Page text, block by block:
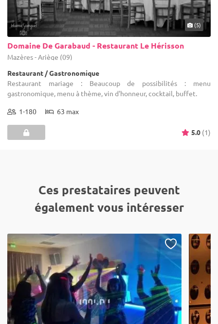
(5)
Domaine De Garabaud - Restaurant Le Hérisson
Mazères - Ariège (09)
Restaurant / Gastronomique
Restaurant mariage : Beaucoup de possibilités : menu
gastronomique, menu à thème, vin d'honneur, cocktail, buffet.
1-180 63 max
5.0 (1)
Ces prestataires peuvent
également vous intéresser